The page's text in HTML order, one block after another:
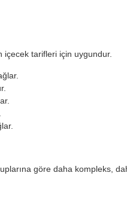
içecek tarifleri için uygundur.
göre daha kompleks,